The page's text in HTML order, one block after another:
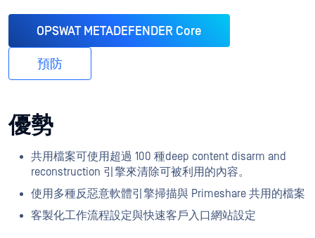
OPSWAT METADEFENDER Core
預防
優勢
共用檔案可使用超過 100 種deep content disarm and
reconstruction 引擎來清除可被利用的內容。
使用多種反惡意軟體引擎掃描與 Primeshare 共用的檔案
客製化工作流程設定與快速客戶入口網站設定